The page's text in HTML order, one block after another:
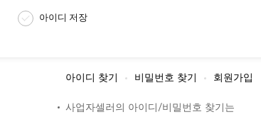
아이디 저장
아이디 찾기 비밀번호 찾기 회원가입
사업자셀러의 아이디 /비밀번호 찾기는